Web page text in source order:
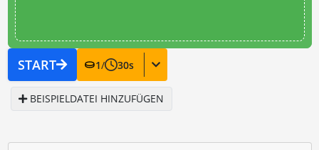
START 1/ 30s
BEISPIELDATEI HINZUFÜGEN